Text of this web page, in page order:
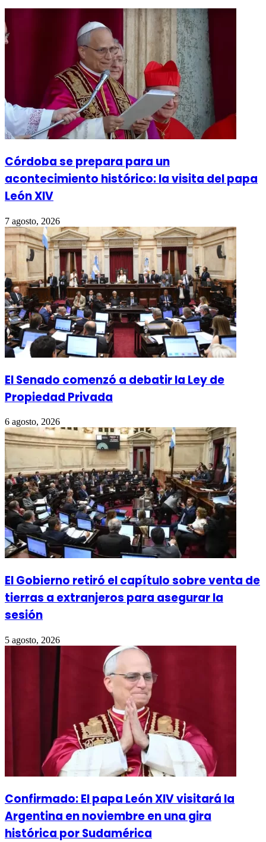
Córdoba se prepara para un
acontecimiento histórico: la visita del papa
León XIV
7 agosto, 2026
El Senado comenzó a debatir la Ley de
Propiedad Privada
6 agosto, 2026
El Gobierno retiró el capítulo sobre venta de
tierras a extranjeros para asegurar la
sesión
5 agosto, 2026
Confirmado: El papa León XIV visitará la
Argentina en noviembre en una gira
histórica por Sudamérica